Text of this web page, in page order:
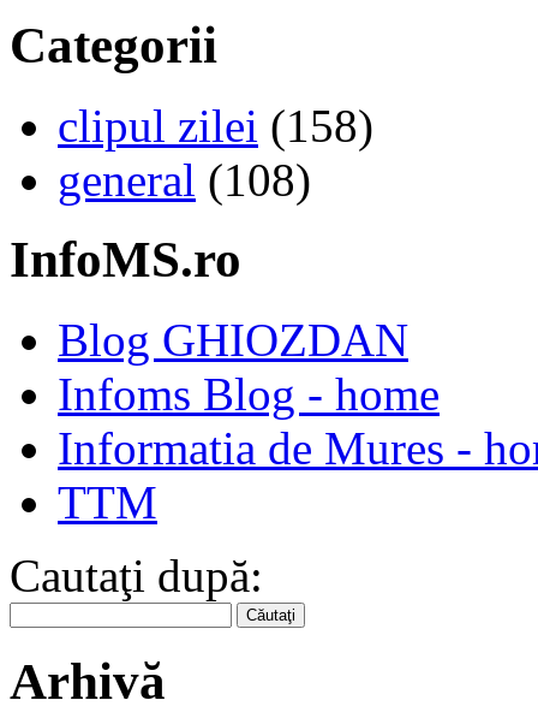
Categorii
clipul zilei (158)
general (108)
InfoMS.ro
Blog GHIOZDAN
Infoms Blog - home
Informatia de Mures -
TTM
Cautaţi după:
Arhivă